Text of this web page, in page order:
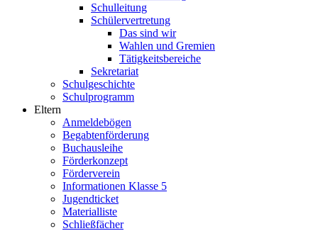
Schulleitung
Schülervertretung
Das sind wir
Wahlen und Gremien
Tätigkeitsbereiche
Sekretariat
Schulgeschichte
Schulprogramm
Eltern
Anmeldebögen
Begabtenförderung
Buchausleihe
Förderkonzept
Förderverein
Informationen Klasse 5
Jugendticket
Materialliste
Schließfächer